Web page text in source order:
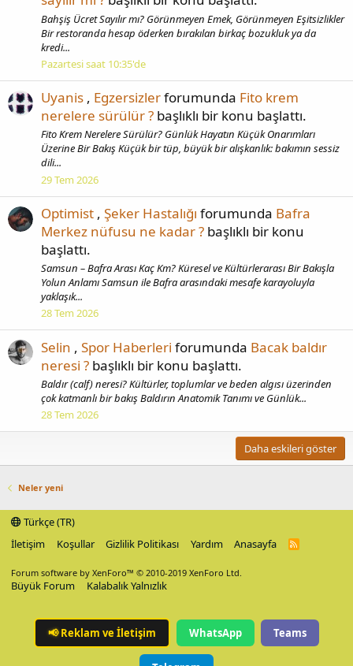
Bahşiş Ücret Sayılır mı? Görünmeyen Emek, Görünmeyen Eşitsizlikler
Bir restoranda hesap öderken bırakılan birkaç bozukluk ya da
kredi...
Pazartesi saat 10:35'de
Uyanis , Egzersizlerforumunda Fito krem
nerelere sürülür ? başlıklı bir konu başlattı.
Fito Krem Nerelere Sürülür? Günlük Hayatın Küçük Onarımları
Üzerine Bir Bakış Küçük bir tüp, büyük bir alışkanlık: bakımın sessiz
dili...
29 Tem 2026
Optimist , Şeker Hastalığı forumunda Bafra
Merkez nüfusu ne kadar ? başlıklı bir konu
başlattı.
Samsun – Bafra Arası Kaç Km? Küresel ve Kültürlerarası Bir Bakışla
Yolun Anlamı Samsun ile Bafra arasındaki mesafe karayoluyla
yaklaşık...
28 Tem 2026
Selin , Spor Haberleri forumunda Bacak baldır
neresi ? başlıklı bir konu başlattı.
Baldır (calf) neresi? Kültürler, toplumlar ve beden algısı üzerinden
çok katmanlı bir bakış Baldırın Anatomik Tanımı ve Günlük...
28 Tem 2026
Daha eskileri göster
Neler yeni
Türkçe (TR)
İletişim
Koşullar Gizlilik Politikası Yardım Anasayfa
R
Forum software by XenForo™ © 2010-2019 XenForo Ltd.
Büyük Forum Kalabalık Yalnızlık
📢Reklam ve İletişim WhatsApp Teams